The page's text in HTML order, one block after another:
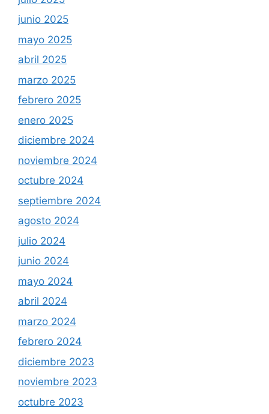
junio 2025
mayo 2025
abril 2025
marzo 2025
febrero 2025
enero 2025
diciembre 2024
noviembre 2024
octubre 2024
septiembre 2024
agosto 2024
julio 2024
junio 2024
mayo 2024
abril 2024
marzo 2024
febrero 2024
diciembre 2023
noviembre 2023
octubre 2023